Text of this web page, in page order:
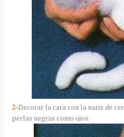
2-Decorar la cara con la nariz de
perlas negras como ojos.